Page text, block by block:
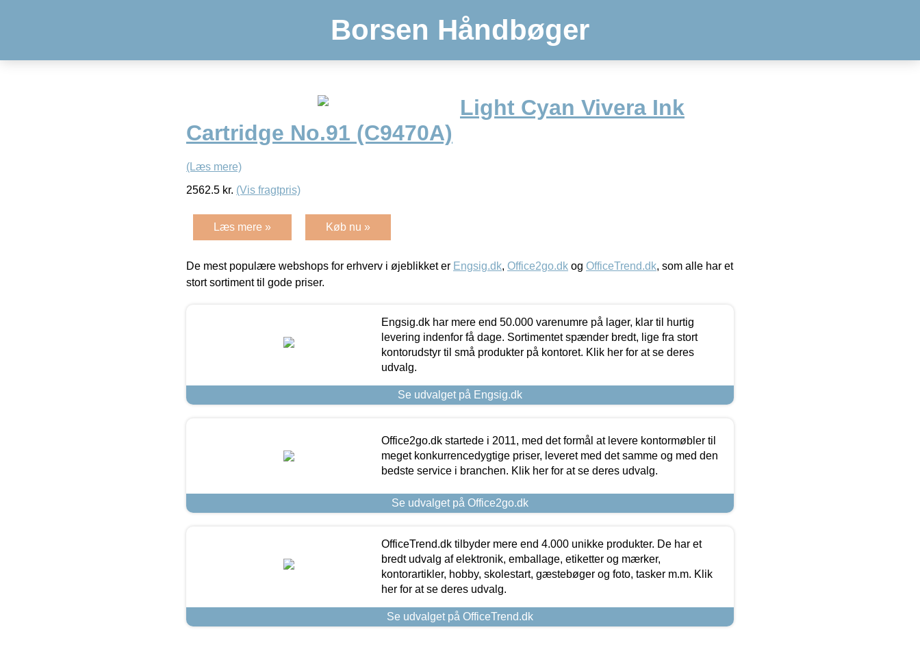
Borsen Håndbøger
Light Cyan Vivera Ink
Cartridge No.91 (C9470A)
(Læs mere)
2562.5 kr. (Vis fragtpris)
Læs mere » Køb nu »
De mest populære webshops for erhverv i øjeblikket er Engsig.dk, Office2go.dk og OfficeTrend.dk, som alle har et
stort sortiment til gode priser.
Engsig.dk har mere end 50.000 varenumre på lager, klar til hurtig
levering indenfor få dage. Sortimentet spænder bredt, lige fra stort
kontorudstyr til små produkter på kontoret. Klik her for at se deres
udvalg.
Se udvalget på Engsig.dk
Office2go.dk startede i 2011, med det formål at levere kontormøbler til
meget konkurrencedygtige priser, leveret med det samme og med den
bedste service i branchen. Klik her for at se deres udvalg.
Se udvalget på Office2go.dk
OfficeTrend.dk tilbyder mere end 4.000 unikke produkter. De har et
bredt udvalg af elektronik, emballage, etiketter og mærker,
kontorartikler, hobby, skolestart, gæstebøger og foto, tasker m.m. Klik
her for at se deres udvalg.
Se udvalget på OfficeTrend.dk